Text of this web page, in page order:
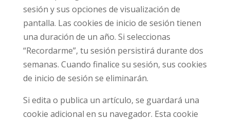
sesión y sus opciones de visualización de
pantalla. Las cookies de inicio de sesión tienen
una duración de un año. Si seleccionas
“Recordarme”, tu sesión persistirá durante dos
semanas. Cuando finalice su sesión, sus cookies
de inicio de sesión se eliminarán.
Si edita o publica un artículo, se guardará una
cookie adicional en su navegador. Esta cookie